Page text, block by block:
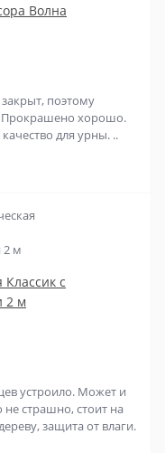
Волна
поэтому
Прокрашено хорошо.
для урны. ..
с
2 м
устроило. Может и
не страшно, стоит на
защита от влаги.